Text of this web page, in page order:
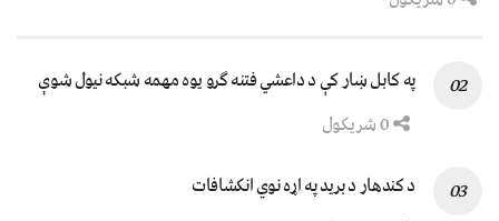
په کابل ښار کې د داعشي فتنه ګرو يوه مهمه شبکه نيول شوې
د کندهار د برید په اړه نوي انکشافات